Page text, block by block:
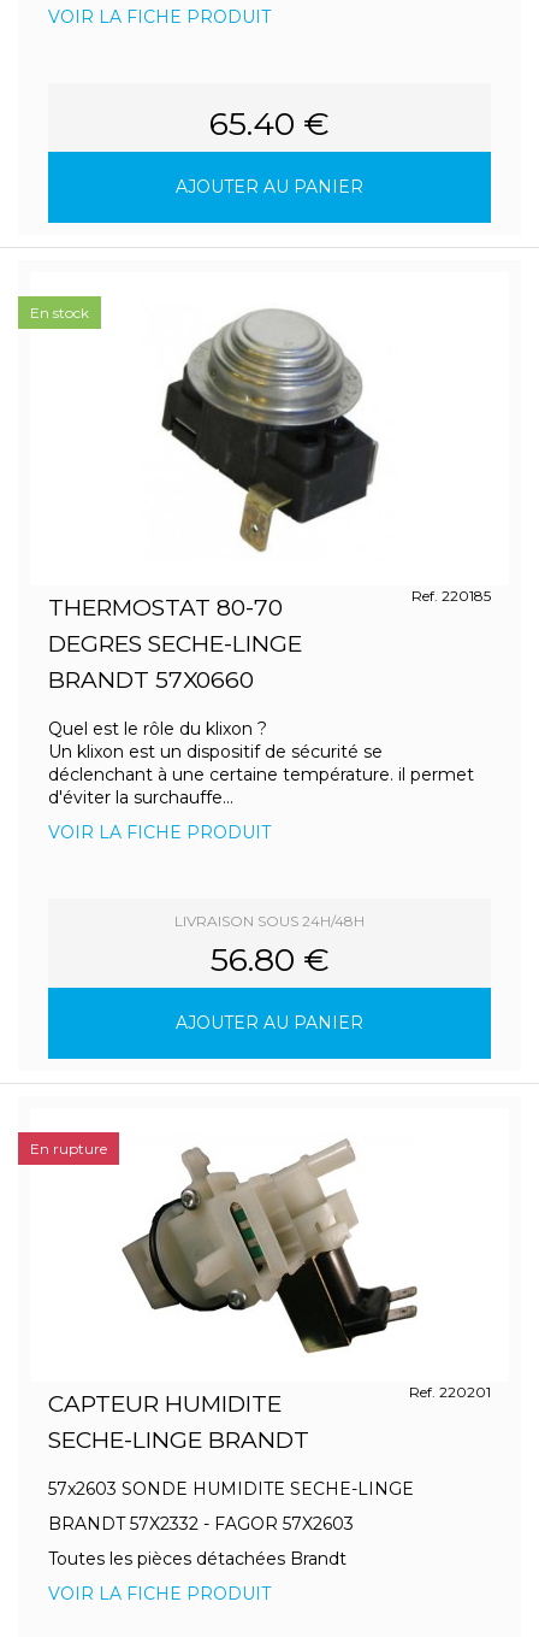
VOIR LA FICHE PRODUIT
65.40 €
AJOUTER AU PANIER
THERMOSTAT 80-70
DEGRES SECHE-LINGE
BRANDT 57X0660
Ref. 220185
Quel est le rôle du klixon ?
Un klixon est un dispositif de sécurité se
déclenchant à une certaine température. il permet
d'éviter la surchauffe...
VOIR LA FICHE PRODUIT
LIVRAISON SOUS 24H/48H
56.80 €
AJOUTER AU PANIER
En stock
CAPTEUR HUMIDITE
SECHE-LINGE BRANDT
Ref. 220201
57x2603 SONDE HUMIDITE SECHE-LINGE
BRANDT 57X2332 - FAGOR 57X2603
Toutes les pièces détachées Brandt
VOIR LA FICHE PRODUIT
En rupture